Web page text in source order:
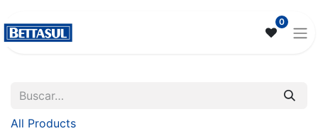
0
All Products